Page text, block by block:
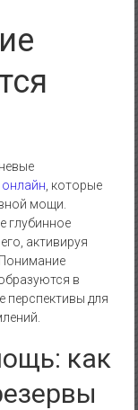
онлайн , которые
мощи.
глубинное
активируя
в
перспективы для
как